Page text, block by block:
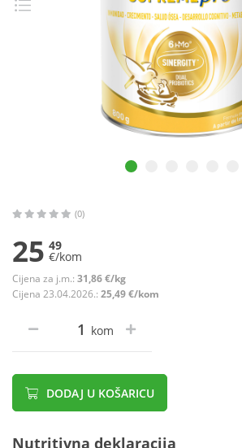
(0)
25 49
€/kom
Cijena za j.m.: 31,86 €/kg
Cijena 23.04.2026.: 25,49 €/kom
kom
DODAJ U KOŠARICU
Nutritivna deklaracija